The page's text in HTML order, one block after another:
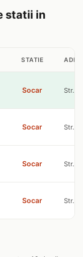
statii in
STATIE
Socar Str.
Socar Str.
Socar Str.
Socar Str.